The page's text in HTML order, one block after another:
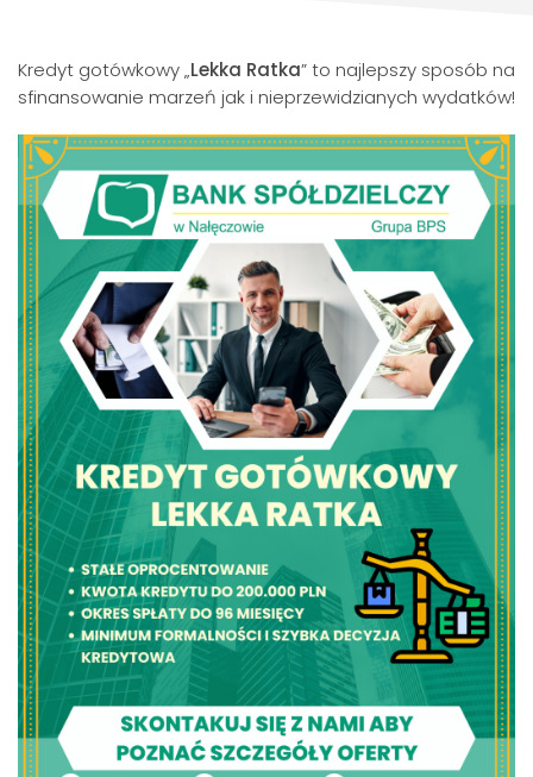
Kredyt gotówkowy „Lekka Ratka” to najlepszy sposób na
sfinansowanie marzeń jak i nieprzewidzianych wydatków!